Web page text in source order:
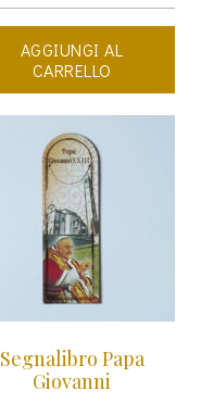
AGGIUNGI AL
CARRELLO
Segnalibro Papa
Giovanni